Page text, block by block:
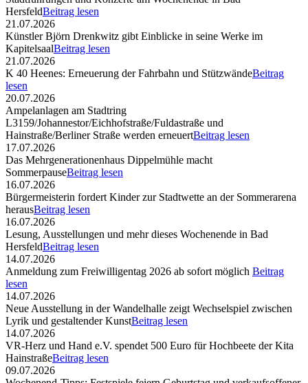
HersfeldBeitrag lesen
21.07.2026
Künstler Björn Drenkwitz gibt Einblicke in seine Werke im
KapitelsaalBeitrag lesen
21.07.2026
K 40 Heenes: Erneuerung der Fahrbahn und StützwändeBeitrag
lesen
20.07.2026
Ampelanlagen am Stadtring
L3159/Johannestor/Eichhofstraße/Fuldastraße und
Hainstraße/Berliner Straße werden erneuertBeitrag lesen
17.07.2026
Das Mehrgenerationenhaus Dippelmühle macht
SommerpauseBeitrag lesen
16.07.2026
Bürgermeisterin fordert Kinder zur Stadtwette an der Sommerarena
herausBeitrag lesen
16.07.2026
Lesung, Ausstellungen und mehr dieses Wochenende in Bad
HersfeldBeitrag lesen
14.07.2026
Anmeldung zum Freiwilligentag 2026 ab sofort möglich Beitrag
lesen
14.07.2026
Neue Ausstellung in der Wandelhalle zeigt Wechselspiel zwischen
Lyrik und gestaltender KunstBeitrag lesen
14.07.2026
VR-Herz und Hand e.V. spendet 500 Euro für Hochbeete der Kita
HainstraßeBeitrag lesen
09.07.2026